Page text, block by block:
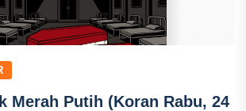
Merah Putih (Koran Rabu, 24